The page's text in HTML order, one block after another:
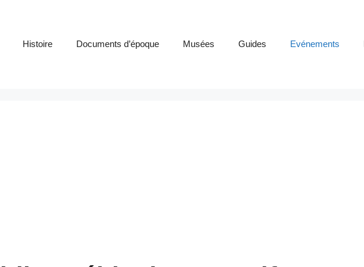
Histoire Documents d’époque Musées Guides Evénements